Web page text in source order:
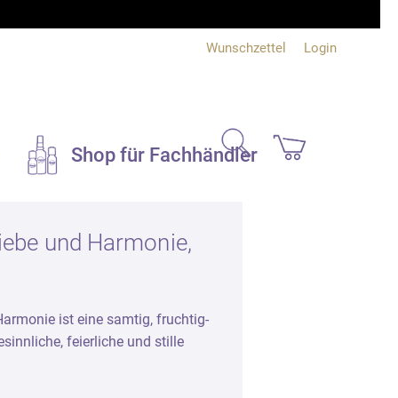
Wunschzettel Login
Geschenke
Bücher
Shop für Fachhändlersearch
und Harmonie,
ist eine samtig, fruchtig-
feierliche und stille